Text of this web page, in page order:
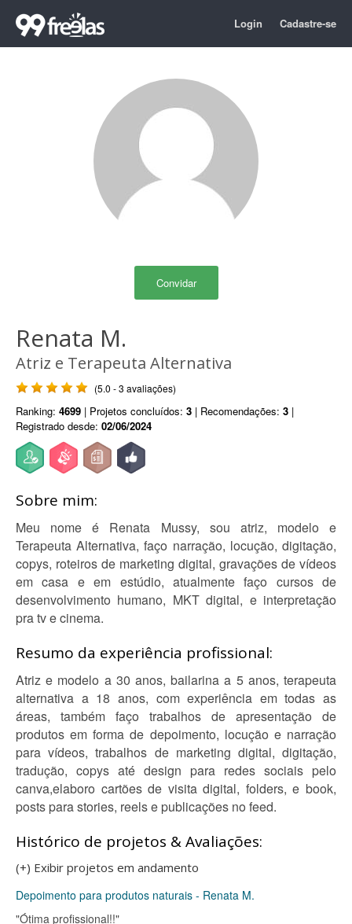
Login Cadastre-se
Convidar
Renata M.
Atriz e Terapeuta Alternativa
(5.0 - 3 avaliações)
Ranking: 4699 | Projetos concluídos: 3 | Recomendações: 3 |
Registrado desde: 02/06/2024
Sobre mim:
Meu nome é Renata Mussy, sou atriz, modelo e
Terapeuta Alternativa, faço narração, locução, digitação,
copys, roteiros de marketing digital, gravações de vídeos
em casa e em estúdio, atualmente faço cursos de
desenvolvimento humano, MKT digital, e interpretação
pra tv e cinema.
Resumo da experiência profissional:
Atriz e modelo a 30 anos, bailarina a 5 anos, terapeuta
alternativa a 18 anos, com experiência em todas as
áreas, também faço trabalhos de apresentação de
produtos em forma de depoimento, locução e narração
para vídeos, trabalhos de marketing digital, digitação,
tradução, copys até design para redes sociais pelo
canva,elaboro cartões de visita digital, folders, e book,
posts para stories, reels e publicações no feed.
Histórico de projetos & Avaliações:
(+) Exibir projetos em andamento
Depoimento para produtos naturais - Renata M.
"Ótima profissional!!"